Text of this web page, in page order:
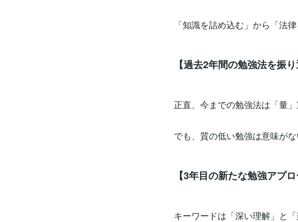
「知識を詰め込む」から「法
【過去2年間の勉強法を振り
正直、今までの勉強法は「量」
でも、質の低い勉強は意味が
【3年目の新たな勉強アプロ
キーワードは「深い理解」と「